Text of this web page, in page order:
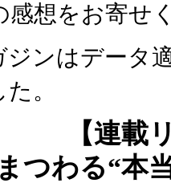
想をお寄せ
ンはデータ
。
【連載
つわる“本